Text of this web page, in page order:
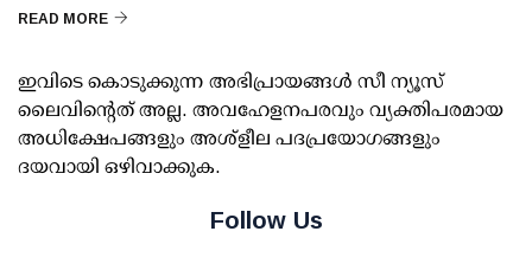
READ MORE
ഇവിടെ കൊടുക്കുന്ന അഭിപ്രായങ്ങള്‍ സീ ന്യൂസ്
ലൈവിന്റെത് അല്ല. അവഹേളനപരവും വ്യക്തിപരമായ
അധിക്ഷേപങ്ങളും അശ്‌ളീല പദപ്രയോഗങ്ങളും
ദയവായി ഒഴിവാക്കുക.
Follow Us